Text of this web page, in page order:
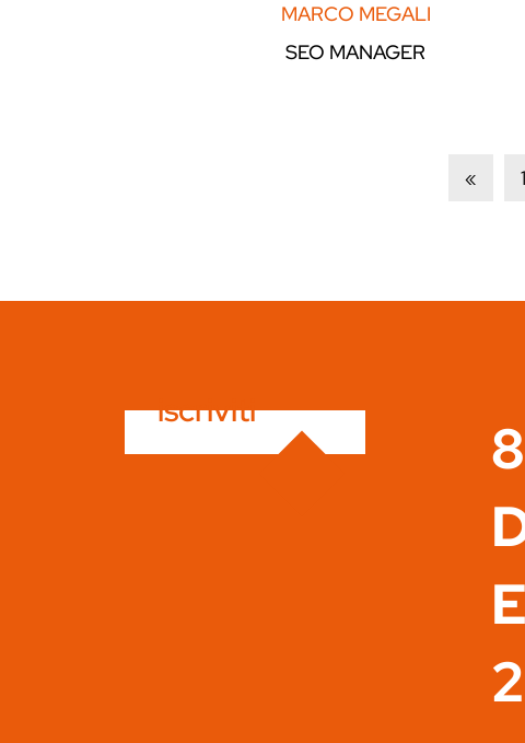
MARCO MEGALI
SEO MANAGER
« 1
iscriviti